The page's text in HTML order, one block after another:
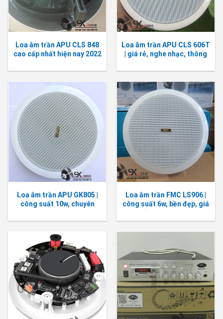
Loa âm trần APU CLS 848
cao cấp nhất hiện nay 2022
Loa âm trần APU CLS 606T
| giá rẻ, nghe nhạc, thông
Loa âm trần APU GK805 |
công suất 10w, chuyên
Loa âm trần FMC LS906 |
công suất 6w, bền đẹp, giá